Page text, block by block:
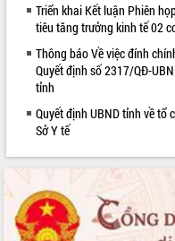
Triển khai Kết luận Phiên
tiêu tăng trưởng kinh tế 02
Thông báo Về việc đính
Quyết định số 2317/QĐ-
tỉnh
Quyết định UBND tỉnh về tổ
Sở Y tế